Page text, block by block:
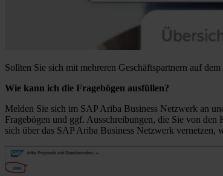
Sollten Sie sich mit mehreren Geschäftspartnern auf
Wie kann ich die Fragebögen ausfüllen?
Melden Sie sich im SAP Ariba Business Netzwerk an
Fragebögen und ggf. Ausschreibungen, die Sie von
sich über das SAP Ariba Business Netzwerk vernetzen,